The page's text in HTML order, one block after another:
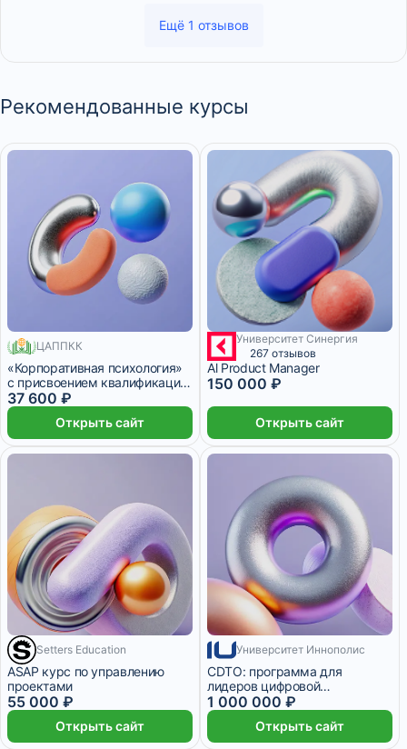
Ещё 1 отзывов
Рекомендованные курсы
580 месяцев
ЦАППКК
«Корпоративная психология»
с присвоением квалификации
«Корпоративный психолог»
37 600 ₽
Открыть сайт
6 месяцев
Университет Синергия
267 отзывов
Al Product Manager
150 000 ₽
Открыть сайт
9 166 ₽/мес 2 месяца
Setters Education
ASAP курс по управлению
проектами
55 000 ₽
Открыть сайт
4 месяца
Университет Иннополис
CDTO: программа для
лидеров цифровой
трансформации
1 000 000 ₽
Открыть сайт